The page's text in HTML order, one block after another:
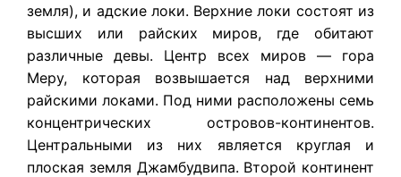
земля), и адские локи. Верхние локи состоят из
высших или райских миров, где обитают
различные девы. Центр всех миров — гора
Меру, которая возвышается над верхними
райскими локами. Под ними расположены семь
концентрических островов-континентов.
Центральными из них является круглая и
плоская земля Джамбудвипа. Второй континент